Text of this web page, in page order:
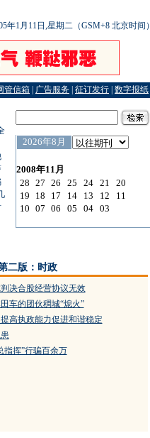
年1月11日,星期二（GSM+8 北京时间）
管信箱 广告服务 征订发行 数字报纸
二版：时政
决合股经营协议无效
车的团伙稠城“熄火”
高执政能力促进和谐稳定
指挥”行骗百余万